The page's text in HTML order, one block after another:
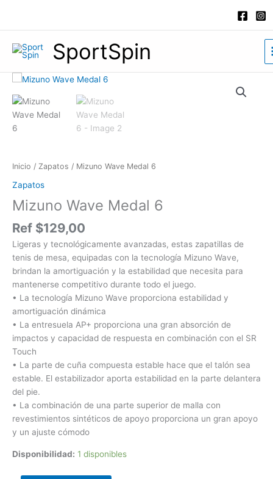
contenido
SportSpin
Inicio / Zapatos / Mizuno Wave Medal 6
Zapatos
Mizuno Wave Medal 6
Ref $129,00
Ligeras y tecnológicamente avanzadas, estas zapatillas de
tenis de mesa, equipadas con la tecnología Mizuno Wave,
brindan la amortiguación y la estabilidad que necesita para
mantenerse competitivo durante todo el juego.
• La tecnología Mizuno Wave proporciona estabilidad y
amortiguación dinámica
• La entresuela AP+ proporciona una gran absorción de
impactos y capacidad de respuesta en combinación con el SR
Touch
• La parte de cuña compuesta estable hace que el talón sea
estable. El estabilizador aporta estabilidad en la parte delantera
del pie.
• La combinación de una parte superior de malla con
revestimientos sintéticos de apoyo proporciona un gran apoyo
y un ajuste cómodo
Disponibilidad: 1 disponibles
Mizuno
Wave
Medal
6
cantidad